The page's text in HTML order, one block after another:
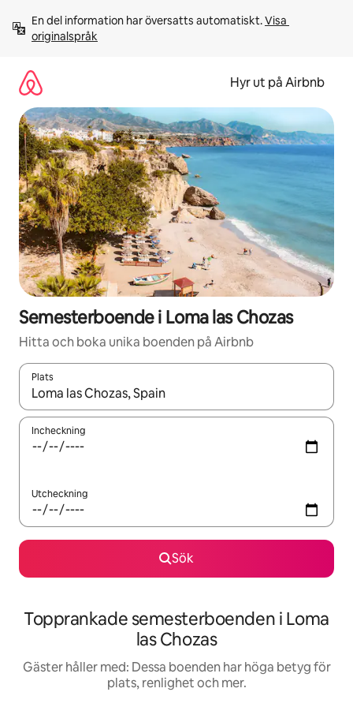
innehåll
En del information har översatts automatiskt. Visa
originalspråk
Hyr ut på Airbnb
Semesterboende i Loma las Chozas
Hitta och boka unika boenden på Airbnb
Plats
När resultaten är tillgängliga kan du navigera med upp- och
Incheckning
Utcheckning
Sök
Topprankade semesterboenden i Loma
las Chozas
Gäster håller med: Dessa boenden har höga betyg för
plats, renlighet och mer.